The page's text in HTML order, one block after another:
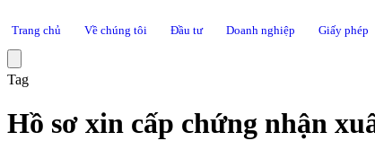
Trang chủ Về chúng tôi Đầu tư Doanh nghiệp Giấy phép
Tag
Hồ sơ xin cấp chứng nhận